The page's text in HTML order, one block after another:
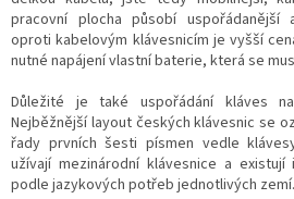
y
v
ý
i
s
u
pracovní plocha působí uspořádanější
oproti kabelovým klávesnicím je vyšší
nutné napájení vlastní baterie, která se
Důležité je také uspořádání kláves
Nejběžnější layout českých klávesnic se
řady prvních šesti písmen vedle
užívají mezinárodní klávesnice a
podle jazykových potřeb jednotlivých zemí.